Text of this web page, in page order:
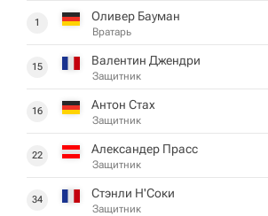
1 Оливер Бауман
Вратарь
15 Валентин Джендри
Защитник
16 Антон Стах
Защитник
22 Александер Прасс
Защитник
34 Стэнли Н'Соки
Защитник